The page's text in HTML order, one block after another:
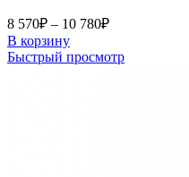
8 570₽ – 10 780₽
В корзину
Быстрый просмотр